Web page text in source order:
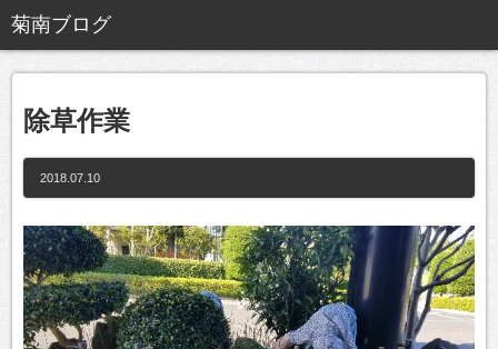
除草作業
2018.07.10